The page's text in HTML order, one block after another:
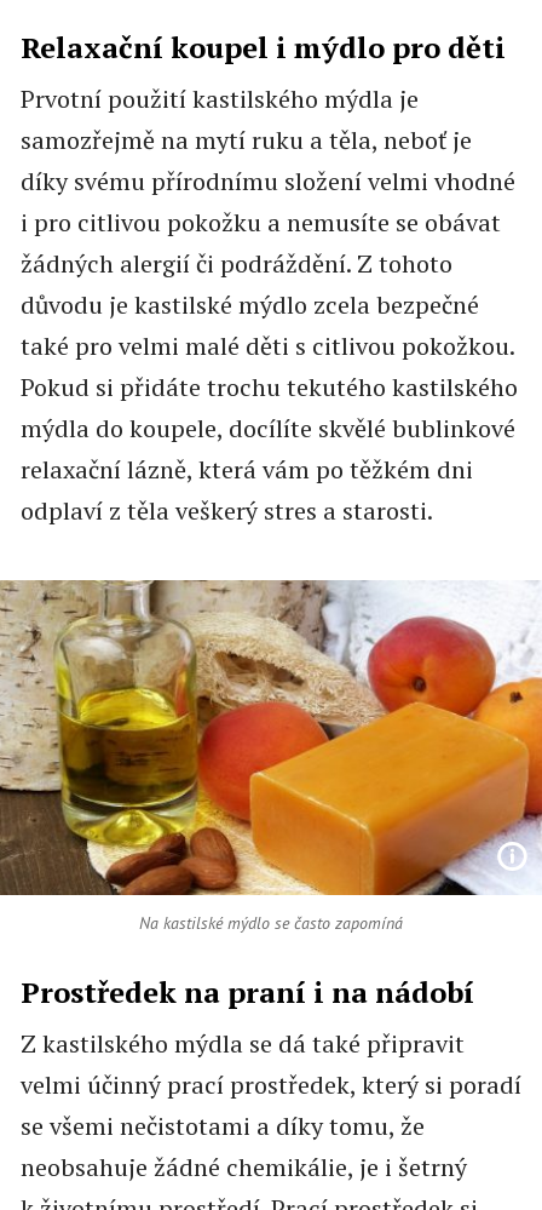
Relaxační koupel i mýdlo pro děti
Prvotní použití kastilského mýdla je
samozřejmě na mytí ruku a těla, neboť je
díky svému přírodnímu složení velmi vhodné
i pro citlivou pokožku a nemusíte se obávat
žádných alergií či podráždění. Z tohoto
důvodu je kastilské mýdlo zcela bezpečné
také pro velmi malé děti s citlivou pokožkou.
Pokud si přidáte trochu tekutého kastilského
mýdla do koupele, docílíte skvělé bublinkové
relaxační lázně, která vám po těžkém dni
odplaví z těla veškerý stres a starosti.
Na kastilské mýdlo se často zapomíná
Prostředek na praní i na nádobí
Z kastilského mýdla se dá také připravit
velmi účinný prací prostředek, který si poradí
se všemi nečistotami a díky tomu, že
neobsahuje žádné chemikálie, je i šetrný